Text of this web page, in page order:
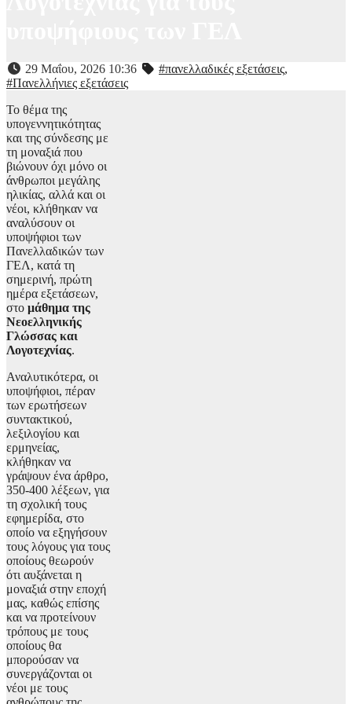
29 Μαΐου, 2026 10:36 #πανελλαδικές εξετάσεις,
#Πανελλήνιες εξετάσεις
Το θέμα της
υπογεννητικότητας
και της σύνδεσης με
τη μοναξιά που
βιώνουν όχι μόνο οι
άνθρωποι μεγάλης
ηλικίας, αλλά και οι
νέοι, κλήθηκαν να
αναλύσουν οι
υποψήφιοι των
Πανελλαδικών των
ΓΕΛ, κατά τη
σημερινή, πρώτη
ημέρα εξετάσεων,
στο μάθημα της
Νεοελληνικής
Γλώσσας και
Λογοτεχνίας.
Αναλυτικότερα, οι
υποψήφιοι, πέραν
των ερωτήσεων
συντακτικού,
λεξιλογίου και
ερμηνείας,
κλήθηκαν να
γράψουν ένα άρθρο,
350-400 λέξεων, για
τη σχολική τους
εφημερίδα, στο
οποίο να εξηγήσουν
τους λόγους για τους
οποίους θεωρούν
ότι αυξάνεται η
μοναξιά στην εποχή
μας, καθώς επίσης
και να προτείνουν
τρόπους με τους
οποίους θα
μπορούσαν να
συνεργάζονται οι
νέοι με τους